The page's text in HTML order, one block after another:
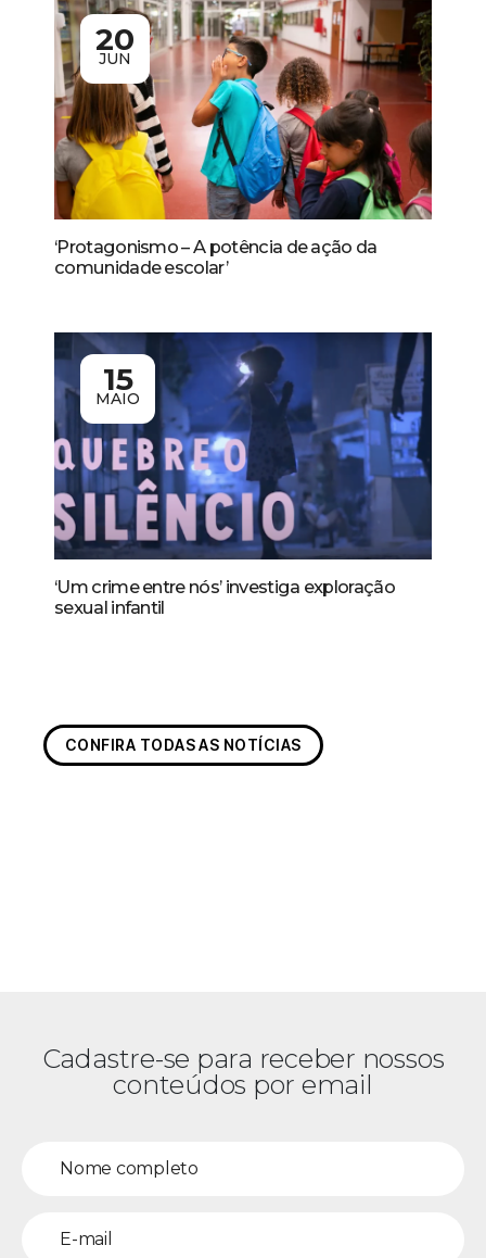
20
JUN
‘Protagonismo – A potência de ação da
comunidade escolar’
15
MAIO
‘Um crime entre nós’ investiga exploração
sexual infantil
CONFIRA TODAS AS NOTÍCIAS
Cadastre-se para receber nossos
conteúdos por email